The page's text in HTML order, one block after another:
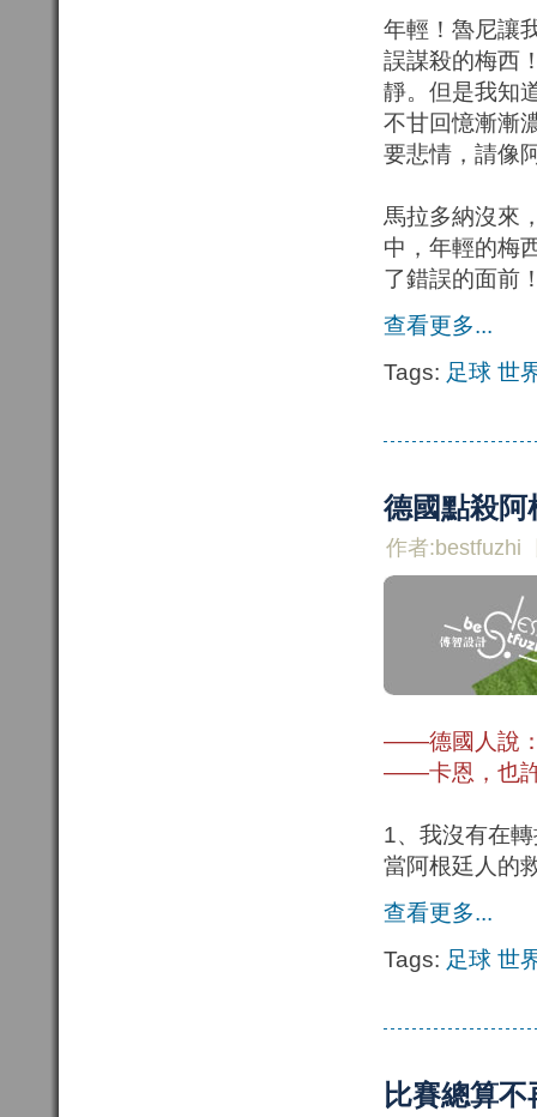
年輕！魯尼讓
誤謀殺的梅西
靜。但是我知
不甘回憶漸漸
要悲情，請像
馬拉多納沒來
中，年輕的梅
了錯誤的面前
查看更多...
Tags: 足球 世
德國點殺阿
作者:bestfuzhi
——德國人說
——卡恩，也
1、我沒有在
當阿根廷人的
查看更多...
Tags: 足球 世
比賽總算